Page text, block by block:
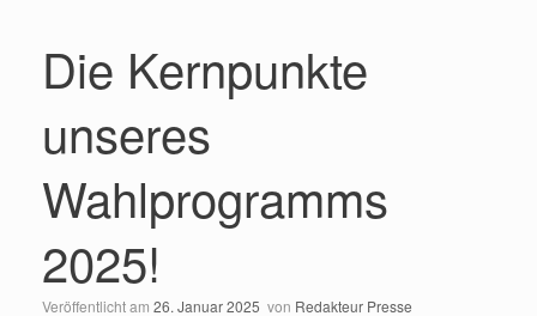
Die Kernpunkte
unseres
Wahlprogramms
2025!
Veröffentlicht am 26. Januar 2025 von Redakteur Presse